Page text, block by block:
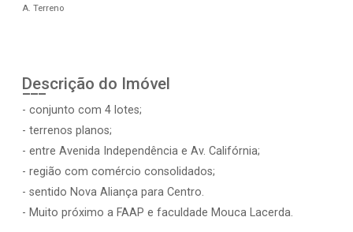
A. Terreno
Descrição do Imóvel
- conjunto com 4 lotes;
- terrenos planos;
- entre Avenida Independência e Av. Califórnia;
- região com comércio consolidados;
- sentido Nova Aliança para Centro.
- Muito próximo a FAAP e faculdade Mouca Lacerda.